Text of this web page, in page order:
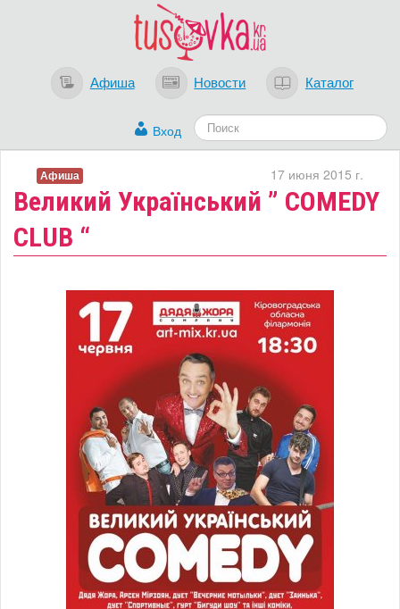
Афиша Новости Каталог
Вход
Великий Український ” COMEDY
CLUB “
17 июня 2015 г.
Афиша